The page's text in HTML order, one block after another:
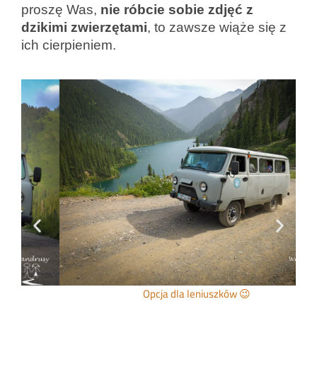
proszę Was, nie róbcie sobie zdjęć z
dzikimi zwierzętami, to zawsze wiąże się z
ich cierpieniem.
Opcja dla leniuszków 😉